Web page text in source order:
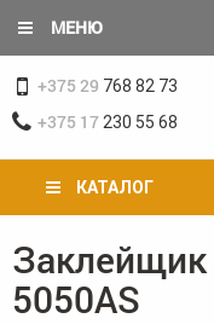
основному
содержанию
МЕНЮ
+375 29 768 82 73
+375 17 230 55 68
КАТАЛОГ
Вы
здесь
Заклейщик
5050AS